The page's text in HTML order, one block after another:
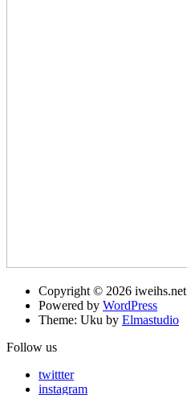
Copyright © 2026 iweihs.net
Powered by WordPress
Theme: Uku by Elmastudio
Follow us
twittter
instagram